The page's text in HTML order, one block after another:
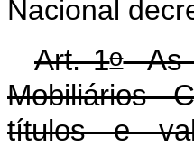
Nacional
Art. 1oAs
Mobiliários -
títulos e